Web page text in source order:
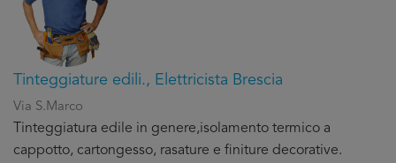
Tinteggiature edili., Elettricista Brescia
Via S.Marco
Tinteggiatura edile in genere,isolamento termico a
cappotto, cartongesso, rasature e finiture decorative.